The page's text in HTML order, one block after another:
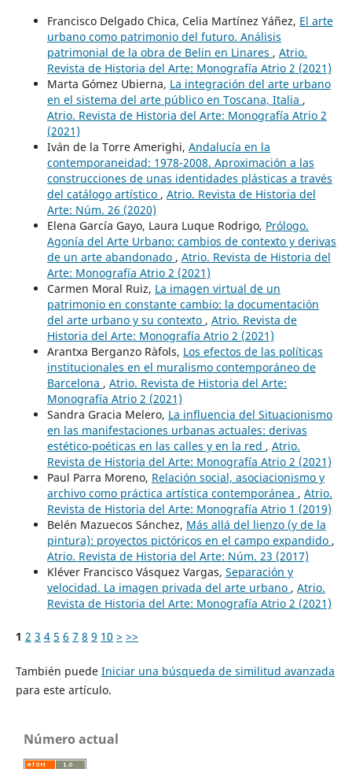
Francisco Delgado Chica, Celia Martínez Yáñez, El arte
urbano como patrimonio del futuro. Análisis
patrimonial de la obra de Belin en Linares , Atrio.
Revista de Historia del Arte: Monografía Atrio 2 (2021)
Marta Gómez Ubierna, La integración del arte urbano
en el sistema del arte público en Toscana, Italia ,
Atrio. Revista de Historia del Arte: Monografía Atrio 2
(2021)
Iván de la Torre Amerighi, Andalucía en la
contemporaneidad: 1978-2008. Aproximación a las
construcciones de unas identidades plásticas a través
del catálogo artístico , Atrio. Revista de Historia del
Arte: Núm. 26 (2020)
Elena García Gayo, Laura Luque Rodrigo, Prólogo.
Agonía del Arte Urbano: cambios de contexto y derivas
de un arte abandonado , Atrio. Revista de Historia del
Arte: Monografía Atrio 2 (2021)
Carmen Moral Ruiz, La imagen virtual de un
patrimonio en constante cambio: la documentación
del arte urbano y su contexto , Atrio. Revista de
Historia del Arte: Monografía Atrio 2 (2021)
Arantxa Berganzo Ràfols, Los efectos de las políticas
institucionales en el muralismo contemporáneo de
Barcelona , Atrio. Revista de Historia del Arte:
Monografía Atrio 2 (2021)
Sandra Gracia Melero, La influencia del Situacionismo
en las manifestaciones urbanas actuales: derivas
estético-poéticas en las calles y en la red , Atrio.
Revista de Historia del Arte: Monografía Atrio 2 (2021)
Paul Parra Moreno, Relación social, asociacionismo y
archivo como práctica artística contemporánea , Atrio.
Revista de Historia del Arte: Monografía Atrio 1 (2019)
Belén Mazuecos Sánchez, Más allá del lienzo (y de la
pintura): proyectos pictóricos en el campo expandido ,
Atrio. Revista de Historia del Arte: Núm. 23 (2017)
Kléver Francisco Vásquez Vargas, Separación y
velocidad. La imagen privada del arte urbano , Atrio.
Revista de Historia del Arte: Monografía Atrio 2 (2021)
1 2 3 4 5 6 7 8 9 10 > >>
También puede Iniciar una búsqueda de similitud avanzada
para este artículo.
Número actual